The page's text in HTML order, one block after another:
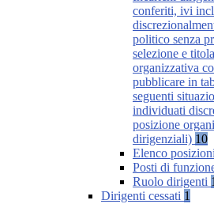
conferiti, ivi
politico senza
selezione e
organizzativa
pubblicare in
seguenti
individuati
posizione
dirigenziali) 10
Elenco
Posti di
Ruolo dirigenti 1
Dirigenti cessati 1